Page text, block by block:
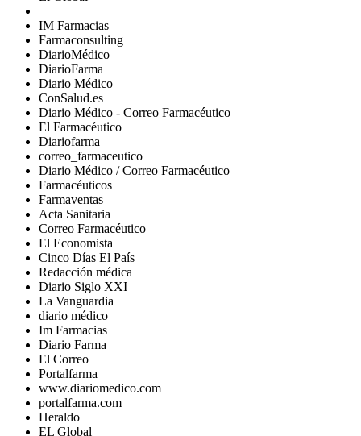
IM Farmacias
Farmaconsulting
DiarioMédico
DiarioFarma
Diario Médico
ConSalud.es
Diario Médico - Correo Farmacéutico
El Farmacéutico
Diariofarma
correo_farmaceutico
Diario Médico / Correo Farmacéutico
Farmacéuticos
Farmaventas
Acta Sanitaria
Correo Farmacéutico
El Economista
Cinco Días El País
Redacción médica
Diario Siglo XXI
La Vanguardia
diario médico
Im Farmacias
Diario Farma
El Correo
Portalfarma
www.diariomedico.com
portalfarma.com
Heraldo
EL Global